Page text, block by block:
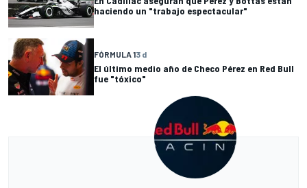
haciendo un "trabajo espectacular"
FÓRMULA 13 d
El último medio año de Checo Pérez en Red Bull
fue "tóxico"